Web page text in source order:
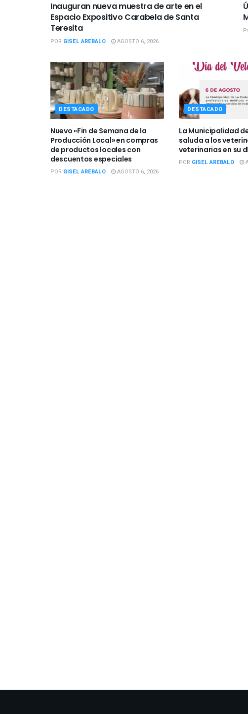
Inauguran nueva muestra de arte en el
Espacio Expositivo Carabela de Santa
Teresita
POR GISEL AREBALO AGOSTO 6, 2026
DESTACADO
Nuevo «Fin de Semana de la
Producción Local» en compras
de productos locales con
descuentos especiales
POR GISEL AREBALO AGOSTO 6, 2026
DESTACADO
La Municipalidad
saluda a los
veterinarias en su
POR GISEL AREBALO